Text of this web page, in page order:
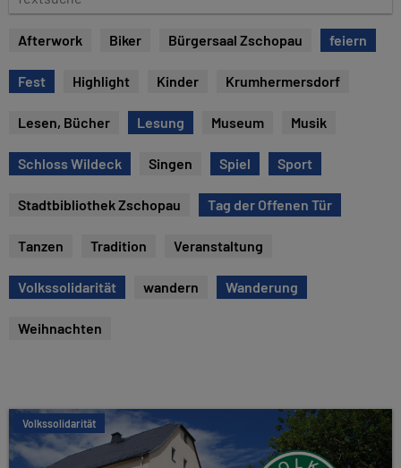
e
s
u
e
Afterwork Biker Bürgersaal Zschopau feiern
Fest Highlight Kinder Krumhermersdorf
Lesen, Bücher Lesung Museum Musik
Schloss Wildeck Singen Spiel Sport
Stadtbibliothek Zschopau Tag der Offenen Tür
Tanzen Tradition Veranstaltung
Volkssolidarität wandern Wanderung
Weihnachten
Volkssolidarität